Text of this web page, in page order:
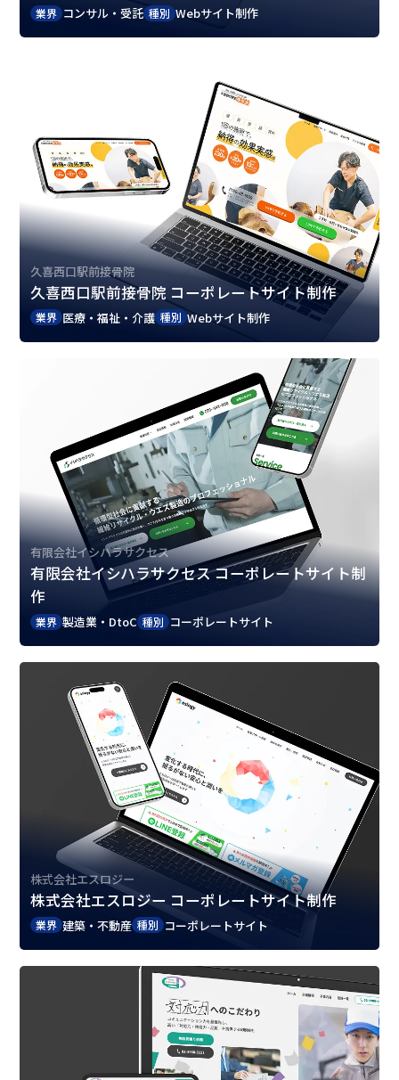
業界 コンサル・受託 種別 Webサイト制作
久喜西口駅前接骨院
久喜西口駅前接骨院 コーポレートサイト制作
業界 医療・福祉・介護 種別 Webサイト制作
有限会社イシハラサクセス
有限会社イシハラサクセス コーポレートサイト制
作
業界 製造業・DtoC 種別 コーポレートサイト
株式会社エスロジー
株式会社エスロジー コーポレートサイト制作
業界 建築・不動産 種別 コーポレートサイト